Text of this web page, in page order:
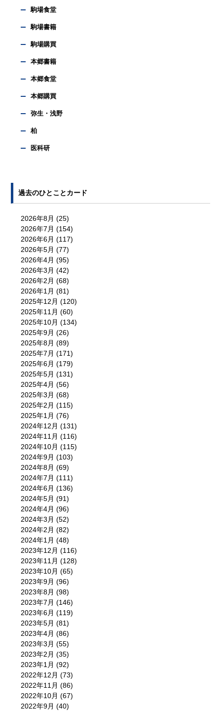
駒場食堂
駒場書籍
駒場購買
本郷書籍
本郷食堂
本郷購買
弥生・浅野
柏
医科研
過去のひとことカード
2026年8月 (25)
2026年7月 (154)
2026年6月 (117)
2026年5月 (77)
2026年4月 (95)
2026年3月 (42)
2026年2月 (68)
2026年1月 (81)
2025年12月 (120)
2025年11月 (60)
2025年10月 (134)
2025年9月 (26)
2025年8月 (89)
2025年7月 (171)
2025年6月 (179)
2025年5月 (131)
2025年4月 (56)
2025年3月 (68)
2025年2月 (115)
2025年1月 (76)
2024年12月 (131)
2024年11月 (116)
2024年10月 (115)
2024年9月 (103)
2024年8月 (69)
2024年7月 (111)
2024年6月 (136)
2024年5月 (91)
2024年4月 (96)
2024年3月 (52)
2024年2月 (82)
2024年1月 (48)
2023年12月 (116)
2023年11月 (128)
2023年10月 (65)
2023年9月 (96)
2023年8月 (98)
2023年7月 (146)
2023年6月 (119)
2023年5月 (81)
2023年4月 (86)
2023年3月 (55)
2023年2月 (35)
2023年1月 (92)
2022年12月 (73)
2022年11月 (86)
2022年10月 (67)
2022年9月 (40)